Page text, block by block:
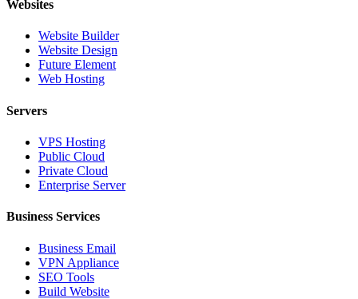
Websites
Website Builder
Website Design
Future Element
Web Hosting
Servers
VPS Hosting
Public Cloud
Private Cloud
Enterprise Server
Business Services
Business Email
VPN Appliance
SEO Tools
Build Website